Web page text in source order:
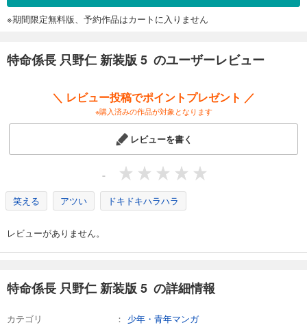
※期間限定無料版、予約作品はカートに入りません
特命係長 只野仁 新装版 5 のユーザーレビュー
＼ レビュー投稿でポイントプレゼント ／
※購入済みの作品が対象となります
レビューを書く
-
笑える アツい ドキドキハラハラ
レビューがありません。
特命係長 只野仁 新装版 5 の詳細情報
カテゴリ
少年・青年マンガ